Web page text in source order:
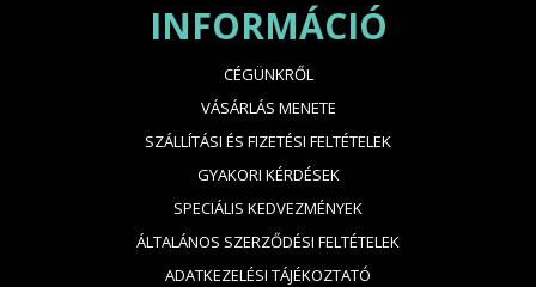
INFORMÁCIÓ
CÉGÜNKRŐL
VÁSÁRLÁS MENETE
SZÁLLÍTÁSI ÉS FIZETÉSI FELTÉTELEK
GYAKORI KÉRDÉSEK
SPECIÁLIS KEDVEZMÉNYEK
ÁLTALÁNOS SZERZŐDÉSI FELTÉTELEK
ADATKEZELÉSI TÁJÉKOZTATÓ